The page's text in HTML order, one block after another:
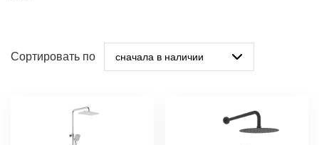
Сортировать по